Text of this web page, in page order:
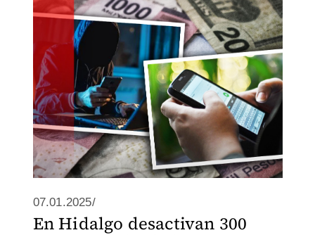
07.01.2025/
En Hidalgo desactivan 300